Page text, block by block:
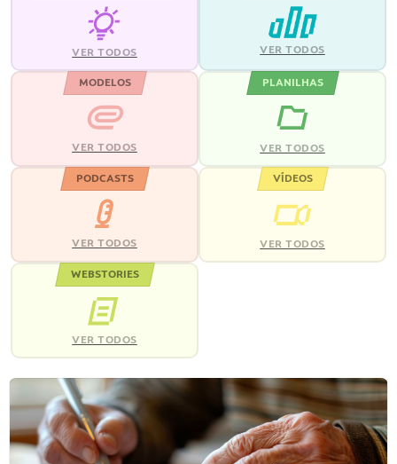
VER TODOS VER TODOS
MODELOS
VER TODOS
PLANILHAS
VER TODOS
PODCASTS
VER TODOS
VÍDEOS
VER TODOS
WEBSTORIES
VER TODOS